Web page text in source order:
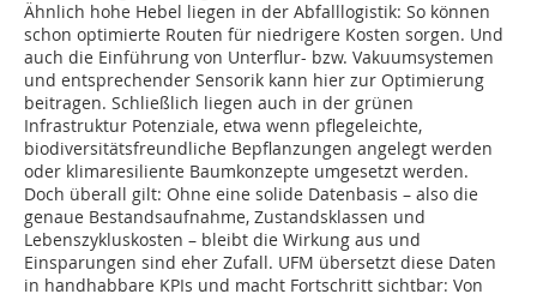
Ähnlich hohe Hebel liegen in der Abfalllogistik: So können
schon optimierte Routen für niedrigere Kosten sorgen. Und
auch die Einführung von Unterflur- bzw. Vakuumsystemen
und entsprechender Sensorik kann hier zur Optimierung
beitragen. Schließlich liegen auch in der grünen
Infrastruktur Potenziale, etwa wenn pflegeleichte,
biodiversitätsfreundliche Bepflanzungen angelegt werden
oder klimaresiliente Baumkonzepte umgesetzt werden.
Doch überall gilt: Ohne eine solide Datenbasis – also die
genaue Bestandsaufnahme, Zustandsklassen und
Lebenszykluskosten – bleibt die Wirkung aus und
Einsparungen sind eher Zufall. UFM übersetzt diese Daten
in handhabbare KPIs und macht Fortschritt sichtbar: Von